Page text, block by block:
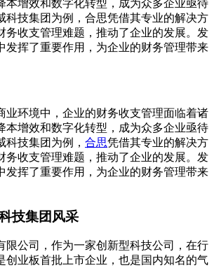
本增效和数字化转型，成为众多企业亟待
科技集团为例，合思凭借其专业的解决方
务收支管理难题，推动了企业的发展。发
发挥了重要作用，为企业的财务管理带来
业环境中，企业的财务收支管理面临着诸
本增效和数字化转型，成为众多企业亟待
技集团为例， 合思凭借其专业的解决方
务收支管理难题，推动了企业的发展。发
发挥了重要作用，为企业的财务管理带来
技集团风采
限公司，作为一家创新型科技公司，在行
创业板首批上市企业，也是国内知名的气